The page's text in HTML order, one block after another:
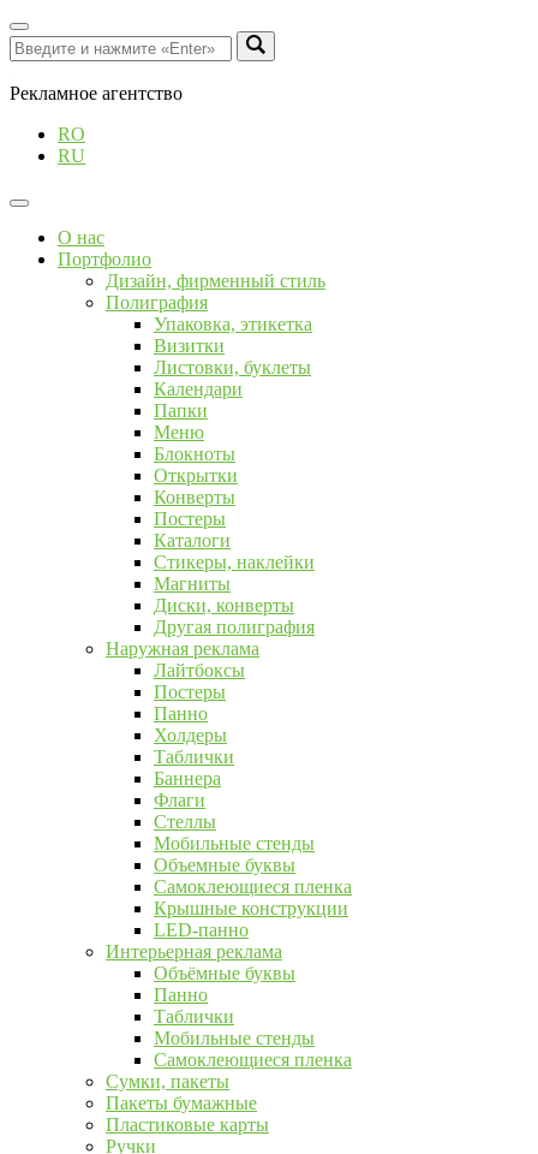
Рекламное агентство
RO
RU
О нас
Портфолио
Дизайн, фирменный стиль
Полиграфия
Упаковка, этикетка
Визитки
Листовки, буклеты
Календари
Папки
Меню
Блокноты
Открытки
Конверты
Постеры
Каталоги
Стикеры, наклейки
Магниты
Диски, конверты
Другая полиграфия
Наружная реклама
Лайтбоксы
Постеры
Панно
Холдеры
Таблички
Баннера
Флаги
Стеллы
Мобильные стенды
Объемные буквы
Самоклеющиеся пленка
Крышные конструкции
LED-панно
Интерьерная реклама
Объёмные буквы
Панно
Таблички
Мобильные стенды
Самоклеющиеся пленка
Сумки, пакеты
Пакеты бумажные
Пластиковые карты
Ручки